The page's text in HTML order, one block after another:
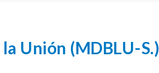
Unión (MDBLU-S.)